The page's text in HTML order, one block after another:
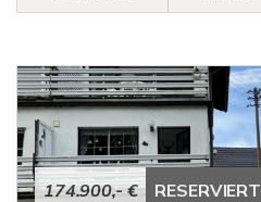
174.900,- € RESERVIERT